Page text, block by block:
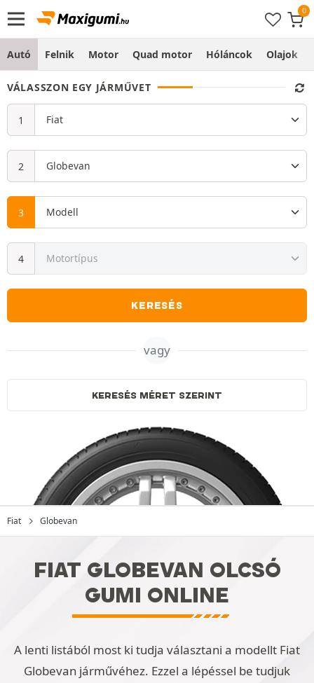
Autó Felnik Motor Quad motor Hóláncok Olajok
VÁLASSZON EGY JÁRMŰVET
KERESÉS
vagy
KERESÉS MÉRET SZERINT
Fiat Globevan
FIAT GLOBEVAN OLCSÓ
GUMI ONLINE
A lenti listából most ki tudja választani a modellt Fiat
Globevan járművéhez. Ezzel a lépéssel be tudjuk